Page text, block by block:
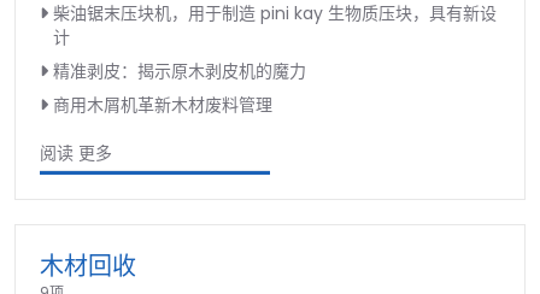
柴油锯末压块机，用于制造 pini kay 生物质压块，具有新设
计
精准剥皮：揭示原木剥皮机的魔力
商用木屑机革新木材废料管理
阅读 更多
木材回收